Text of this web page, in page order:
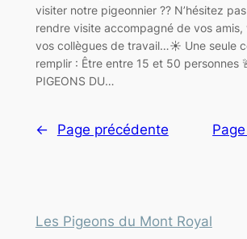
visiter notre pigeonnier ?? N’hésitez
rendre visite accompagné de vos amis,
vos collègues de travail…☀️ Une seule
remplir : Être entre 15 et 50 personnes
PIGEONS DU…
← Page précédente
Les Pigeons du Mont Royal